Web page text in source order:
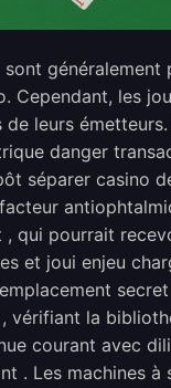
sont généralement
Cependant, les
de leurs
danger
séparer casino
, qui pourrait
et joui enjeu
vérifiant la
courant avec
. Les machines à